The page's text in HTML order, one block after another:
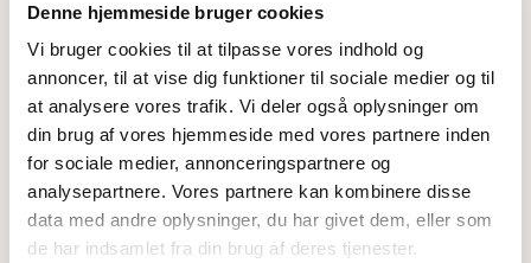
Denne hjemmeside bruger cookies
Vi bruger cookies til at tilpasse vores indhold og
annoncer, til at vise dig funktioner til sociale medier og til
at analysere vores trafik. Vi deler også oplysninger om
din brug af vores hjemmeside med vores partnere inden
for sociale medier, annonceringspartnere og
analysepartnere. Vores partnere kan kombinere disse
data med andre oplysninger, du har givet dem, eller som
de har indsamlet fra din brug af deres tjenester.
brugervenlige e-guide
Økologisk børnetøj.
Jeg håber, at dette har gjort dig
lidt klogere på emnet
“økologisk tøj H&M”.
Kærligst
Rose
Sutteflask
er uden
kemi
Tør hud
og
børneekse
m
Universals
alve